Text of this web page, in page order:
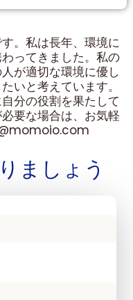
。私は長年、環境に
ってきました。私の
が適切な環境に優し
いと考えています。
分の役割を果たして
要な場合は、お気軽
ましょう